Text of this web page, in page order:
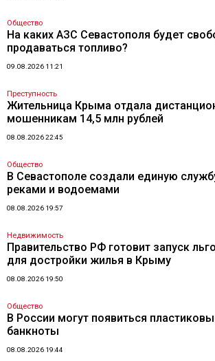
Общество
На каких АЗС Севастополя будет
продаваться топливо?
09.08.2026 11:21
Преступность
Жительница Крыма отдала
мошенникам 14,5 млн рублей
08.08.2026 22:45
Общество
В Севастополе создали единую
реками и водоемами
08.08.2026 19:57
Недвижимость
Правительство РФ готовит запуск
для достройки жилья в Крыму
08.08.2026 19:50
Общество
В России могут появиться
банкноты
08.08.2026 19:44